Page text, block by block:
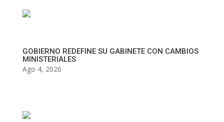
GOBIERNO REDEFINE SU GABINETE CON CAMBIOS
MINISTERIALES
Ago 4, 2026